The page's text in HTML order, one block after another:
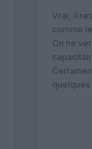
Vrai, il
comme
On ne